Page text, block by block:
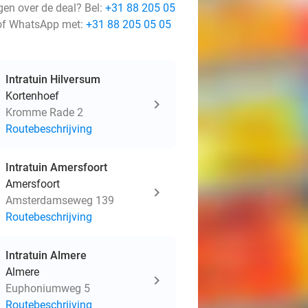
over de deal? Bel: +31 88 205 05
WhatsApp met: +31 88 205 05 05
Intratuin Hilversum
Kortenhoef
Kromme Rade 2
Routebeschrijving
Intratuin Amersfoort
Amersfoort
Amsterdamseweg 139
Routebeschrijving
Intratuin Almere
Almere
Euphoniumweg 5
Routebeschrijving